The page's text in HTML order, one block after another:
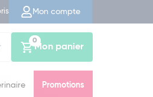
Mon compte
Mon panier
0
Promotions